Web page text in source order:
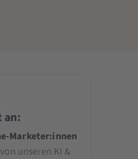
an:
Marketer:innen
unseren KI &